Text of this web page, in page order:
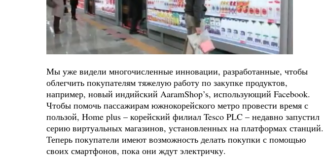
Мы уже видели многочисленные инновации, разработанные, чтобы
облегчить покупателям тяжелую работу по закупке продуктов,
например, новый индийский AaramShop’s, использующий Facebook.
Чтобы помочь пассажирам южнокорейского метро провести время с
пользой, Home plus – корейский филиал Tesco PLC – недавно запустил
серию виртуальных магазинов, установленных на платформах станций.
Теперь покупатели имеют возможность делать покупки с помощью
своих смартфонов, пока они ждут электричку.